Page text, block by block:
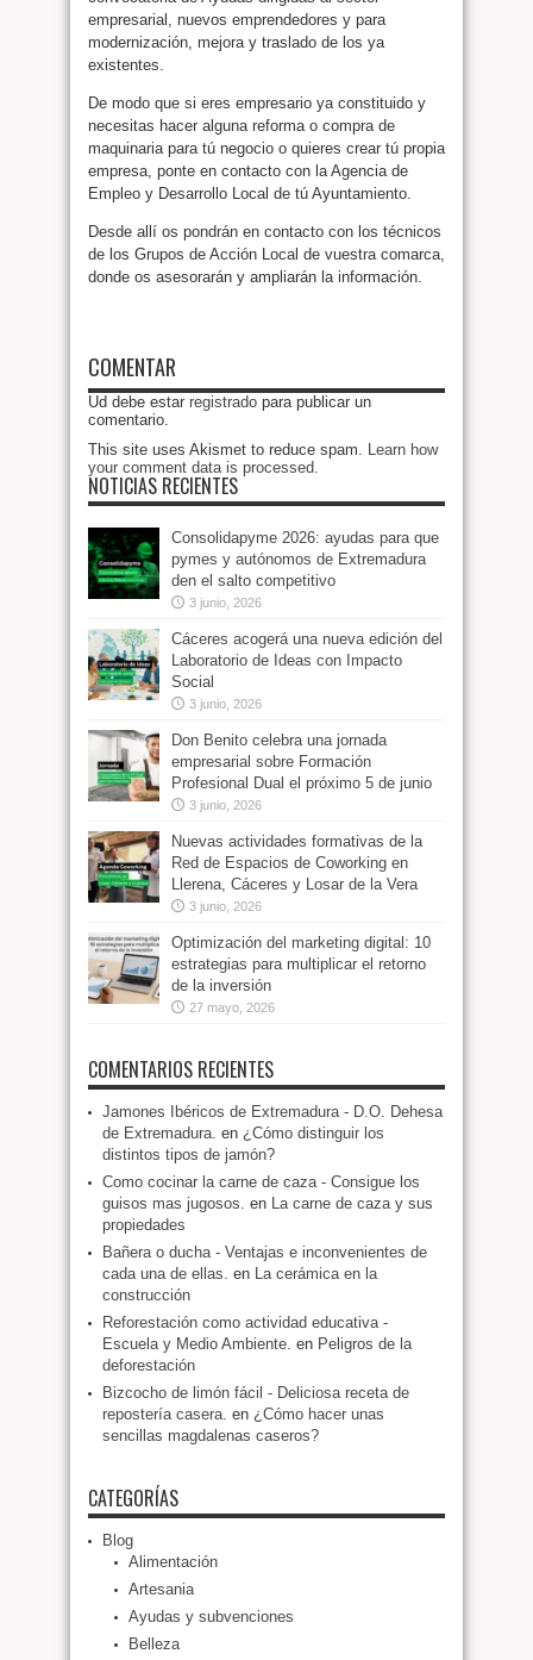
empresarial, nuevos emprendedores y para
modernización, mejora y traslado de los ya
existentes.
De modo que si eres empresario ya constituido y
necesitas hacer alguna reforma o compra de
maquinaria para tú negocio o quieres crear tú propia
empresa, ponte en contacto con la Agencia de
Empleo y Desarrollo Local de tú Ayuntamiento.
Desde allí os pondrán en contacto con los técnicos
de los Grupos de Acción Local de vuestra comarca,
donde os asesorarán y ampliarán la información.
COMENTAR
Ud debe estar registrado para publicar un
comentario.
This site uses Akismet to reduce spam. Learn how
your comment data is processed.
NOTICIAS RECIENTES
Consolidapyme 2026: ayudas para que
pymes y autónomos de Extremadura
den el salto competitivo
3 junio, 2026
Cáceres acogerá una nueva edición del
Laboratorio de Ideas con Impacto
Social
3 junio, 2026
Don Benito celebra una jornada
empresarial sobre Formación
Profesional Dual el próximo 5 de junio
3 junio, 2026
Nuevas actividades formativas de la
Red de Espacios de Coworking en
Llerena, Cáceres y Losar de la Vera
3 junio, 2026
Optimización del marketing digital: 10
estrategias para multiplicar el retorno
de la inversión
27 mayo, 2026
COMENTARIOS RECIENTES
Jamones Ibéricos de Extremadura - D.O. Dehesa
de Extremadura. en ¿Cómo distinguir los
distintos tipos de jamón?
Como cocinar la carne de caza - Consigue los
guisos mas jugosos. en La carne de caza y sus
propiedades
Bañera o ducha - Ventajas e inconvenientes de
cada una de ellas. en La cerámica en la
construcción
Reforestación como actividad educativa -
Escuela y Medio Ambiente. en Peligros de la
deforestación
Bizcocho de limón fácil - Deliciosa receta de
repostería casera. en ¿Cómo hacer unas
sencillas magdalenas caseros?
CATEGORÍAS
Blog
Alimentación
Artesania
Ayudas y subvenciones
Belleza